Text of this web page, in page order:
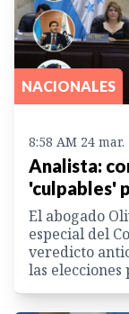
NACIONALES
8:58 AM 24 mar.
Analista:
'culpables'
El abogado
especial del
veredicto
las